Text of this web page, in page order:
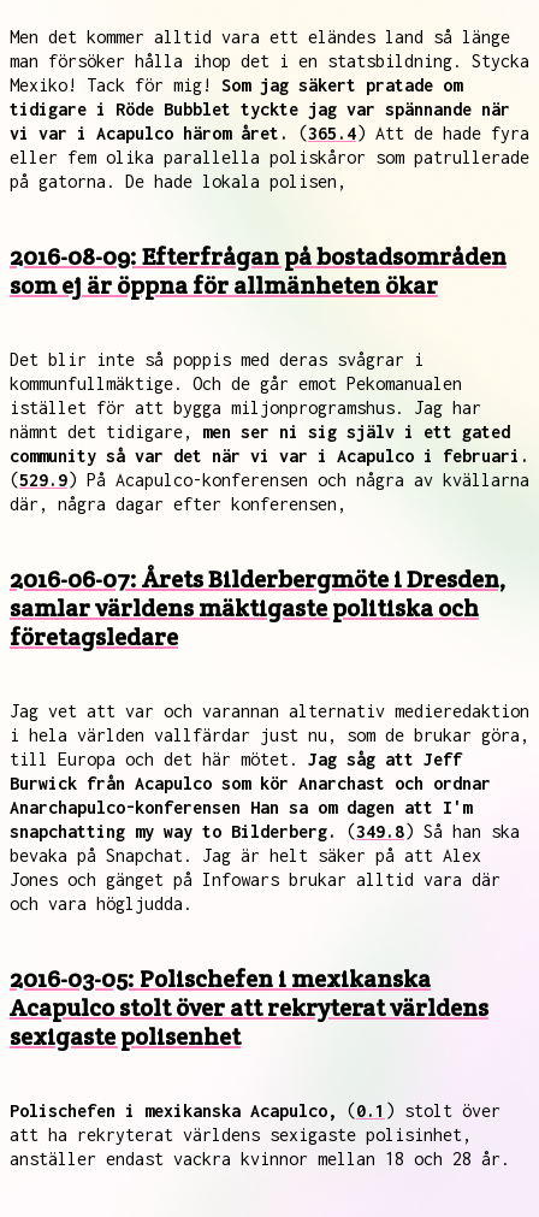
Men det kommer alltid vara ett eländes land så länge
man försöker hålla ihop det i en statsbildning. Stycka
Mexiko! Tack för mig! Som jag säkert pratade om
tidigare i Röde Bubblet tyckte jag var spännande när
vi var i Acapulco härom året.
(365.4) Att de hade fyra
eller fem olika parallella poliskåror som patrullerade
på gatorna. De hade lokala polisen,
2016-08-09: Efterfrågan på bostadsområden
som ej är öppna för allmänheten ökar
Det blir inte så poppis med deras svågrar i
kommunfullmäktige. Och de går emot Pekomanualen
istället för att bygga miljonprogramshus. Jag har
nämnt det tidigare, men ser ni sig själv i ett gated
community så var det när vi var i Acapulco i februari.
(529.9) På Acapulco-konferensen och några av kvällarna
där, några dagar efter konferensen,
2016-06-07: Årets Bilderbergmöte i Dresden,
samlar världens mäktigaste politiska och
företagsledare
Jag vet att var och varannan alternativ medieredaktion
i hela världen vallfärdar just nu, som de brukar göra,
till Europa och det här mötet. Jag såg att Jeff
Burwick från Acapulco som kör Anarchast och ordnar
Anarchapulco-konferensen Han sa om dagen att I'm
snapchatting my way to Bilderberg.
(349.8) Så han ska
bevaka på Snapchat. Jag är helt säker på att Alex
Jones och gänget på Infowars brukar alltid vara där
och vara högljudda.
2016-03-05: Polischefen i mexikanska
Acapulco stolt över att rekryterat världens
sexigaste polisenhet
Polischefen i mexikanska Acapulco, (0.1 ) stolt över
att ha rekryterat världens sexigaste polisinhet,
anställer endast vackra kvinnor mellan 18 och 28 år.